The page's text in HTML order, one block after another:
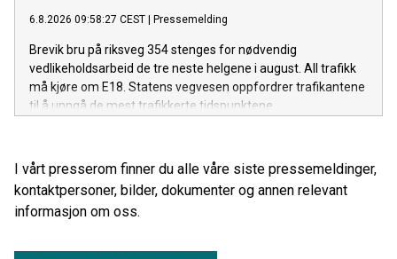
6.8.2026 09:58:27 CEST | Pressemelding
Brevik bru på riksveg 354 stenges for nødvendig
vedlikeholdsarbeid de tre neste helgene i august. All trafikk
må kjøre om E18. Statens vegvesen oppfordrer trafikantene
til å unngå de mest trafikkerte tidspunktene.
I vårt presserom finner du alle våre siste pressemeldinger,
kontaktpersoner, bilder, dokumenter og annen relevant
informasjon om oss.